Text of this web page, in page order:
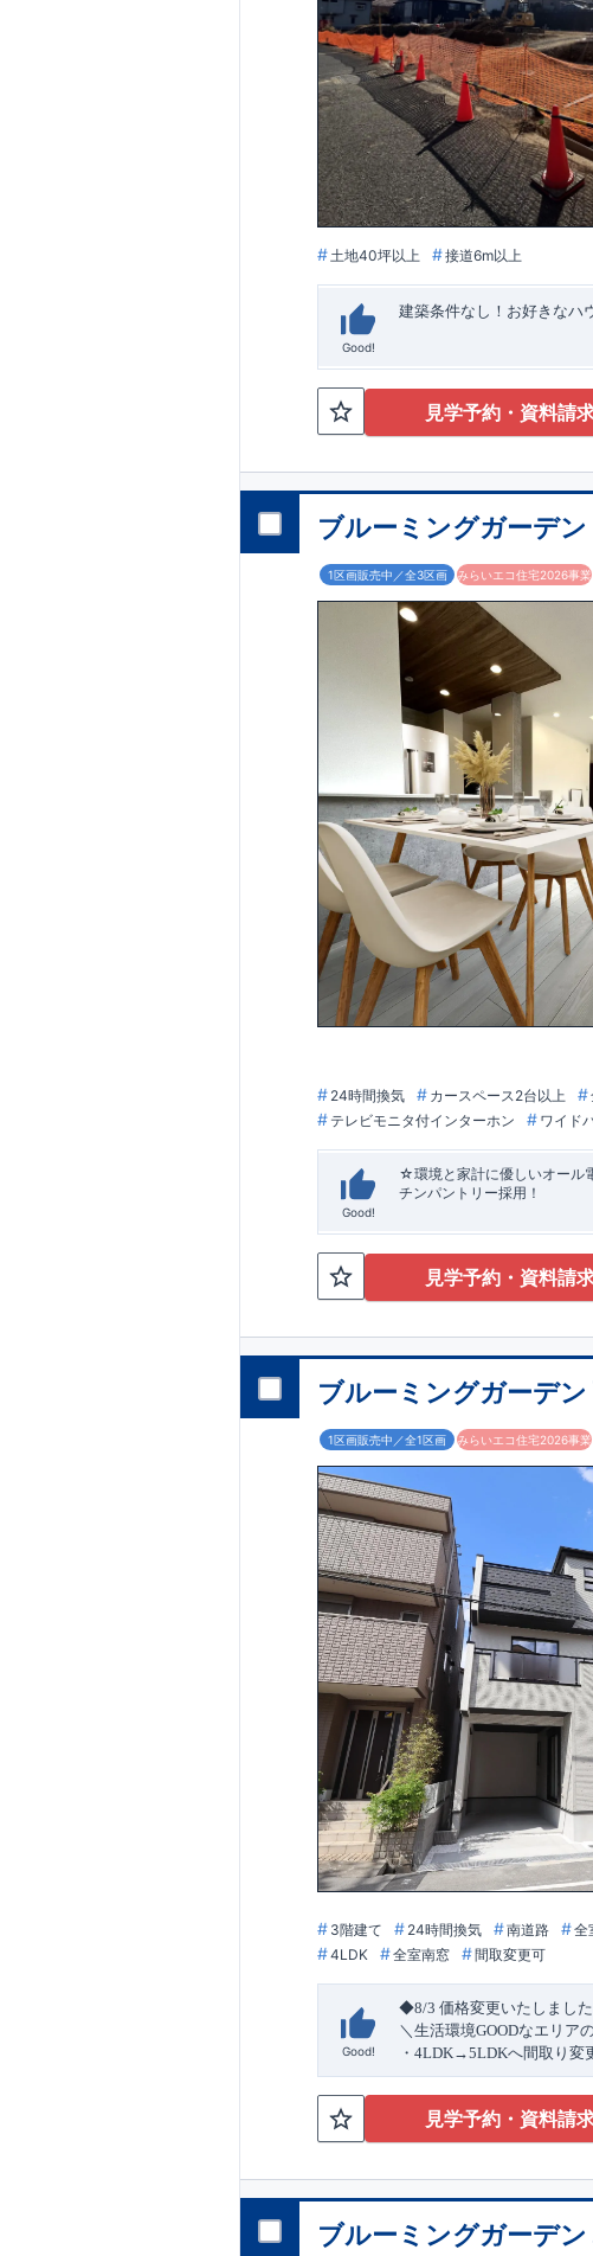
3
もっと詳しく 東栄住
られた、｢数百年に一度発
1.5倍の耐震力を達成してい
す。建築基準法に定められ
も損傷を生じないことで耐
栄住宅は土地の仕入れ、設
います。 ■アフター
期にわたり維持するには、
がございます。もちろん、
土地40坪以上 接道6m以上
Good!
建築条件なし！​お好きなハ
見学予約・資料請
ブルーミングガーデ
1区画販売中／全3区画 みらいエコ住宅2026事業
24時間換気 カースペース2台以上
テレビモニタ付インターホン
ワイド
Good!
☆環境と家計に優しいオール
チンパントリー採用！
見学予約・資料請
ブルーミングガーデ
1区画販売中／全1区画 みらいエコ住宅2026事業
3階建て 24時間換気 南道路 全
4LDK
全室南窓 間取変更可
Good!
◆8/3 価格変更いたしまし
＼生活環境GOODなエリア
・4LDK→5LDKへ間取り変
ら行き来できる続きバルコ
・リビング全体を見渡せる
・網戸11万円(税込)で設置可
↓クリックすると特設ページ
エントランス」が受賞いた
平日・休日ご内覧可能です
見学予約・資料請
ブルーミングガーデ